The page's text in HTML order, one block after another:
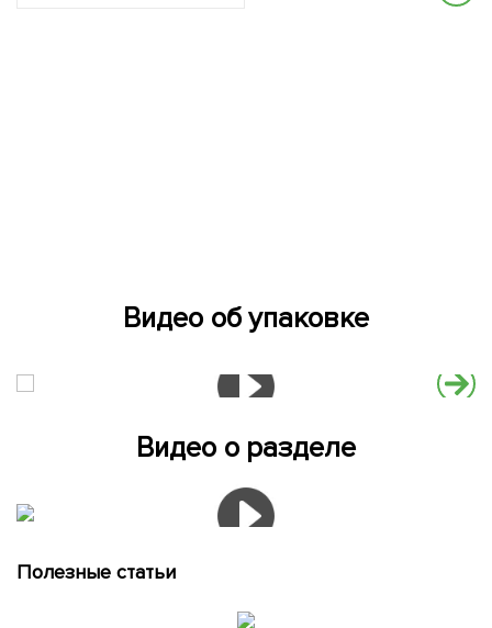
Видео об упаковке
Видео о разделе
Полезные статьи